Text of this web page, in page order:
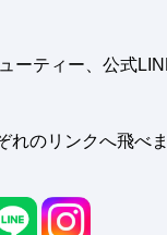
ーティー、公式
れのリンクへ飛べま